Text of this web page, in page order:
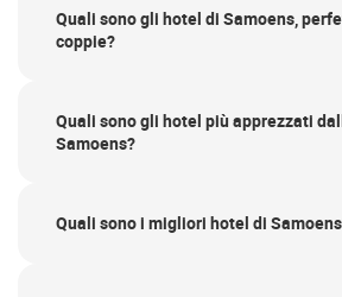
Quali sono gli hotel di Samoens,
coppie?
Quali sono gli hotel più apprezzati
Samoens?
Quali sono i migliori hotel di